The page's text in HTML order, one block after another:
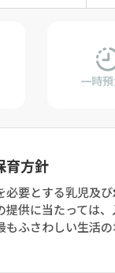
一時
育方針
必要とする乳児及
提供に当たっては
もふさわしい生活